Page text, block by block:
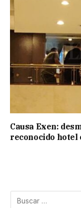
Causa Exen:
reconocido hotel